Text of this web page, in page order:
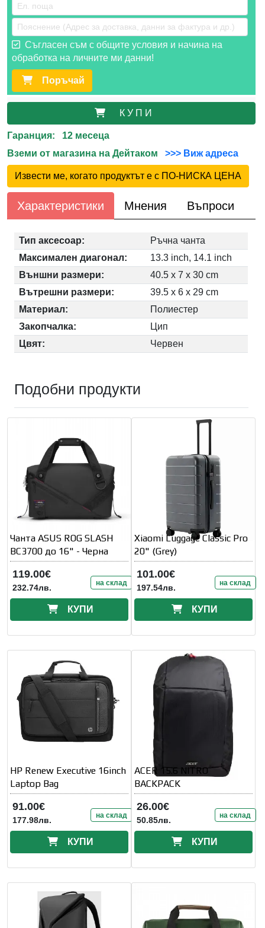
Съгласен съм с общите условия и начина на
обработка на личните ми данни!
Поръчай
К У П И
Гаранция: 12 месеца
Вземи от магазина на Дейтаком
>>> Виж адреса
Извести ме, когато продуктът е с ПО-НИСКА ЦЕНА
Характеристики Мнения Въпроси
Тип аксесоар:
Ръчна чанта
Максимален диагонал:
13.3 inch, 14.1 inch
Външни размери:
40.5 x 7 x 30 cm
Вътрешни размери:
39.5 x 6 x 29 cm
Материал:
Полиестер
Закопчалка:
Цип
Цвят:
Червен
Подобни продукти
Чанта ASUS ROG SLASH
BC3700 до 16" - Черна
119.00€
232.74лв. на склад
КУПИ
Xiaomi Luggage Classic Pro
20" (Grey)
101.00€
197.54лв. на склад
КУПИ
HP Renew Executive 16inch
Laptop Bag
91.00€
177.98лв. на склад
КУПИ
ACER 15.6 NITRO
BACKPACK
26.00€
50.85лв. на склад
КУПИ